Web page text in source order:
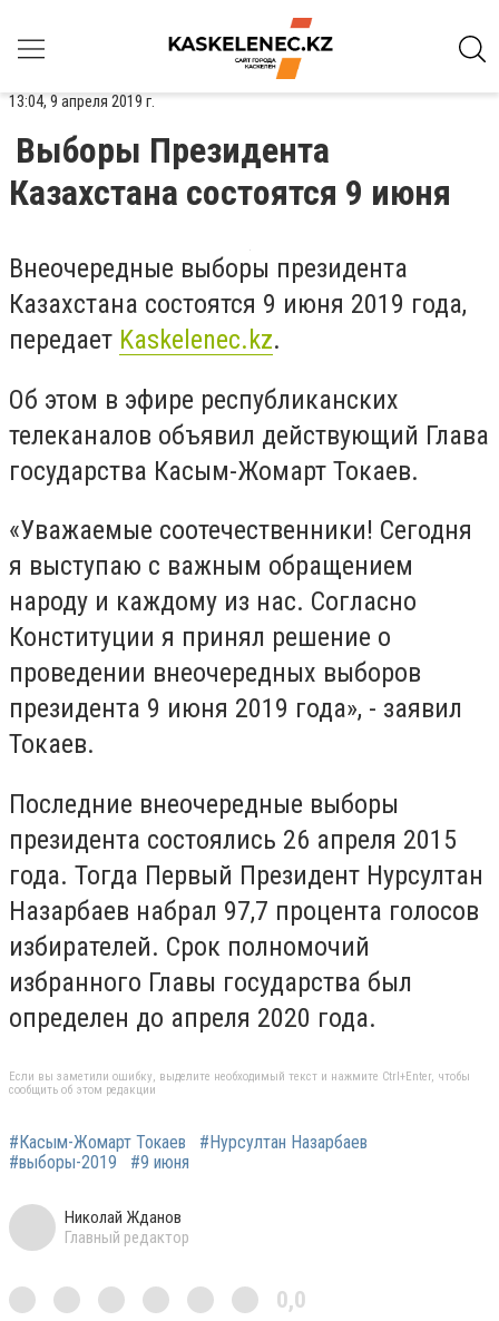
13:04, 9 апреля 2019 г.
Выборы Президента
Казахстана состоятся 9 июня
Внеочередные выборы президента
Казахстана состоятся 9 июня 2019 года,
передает Kaskelenec.kz.
Об этом в эфире республиканских
телеканалов объявил действующий Глава
государства Касым-Жомарт Токаев.
«Уважаемые соотечественники! Сегодня
я выступаю с важным обращением
народу и каждому из нас. Согласно
Конституции я принял решение о
проведении внеочередных выборов
президента 9 июня 2019 года», - заявил
Токаев.
Последние внеочередные выборы
президента состоялись 26 апреля 2015
года. Тогда Первый Президент Нурсултан
Назарбаев набрал 97,7 процента голосов
избирателей. Срок полномочий
избранного Главы государства был
определен до апреля 2020 года.
Если вы заметили ошибку, выделите необходимый текст и нажмите Ctrl+Enter, чтобы
сообщить об этом редакции
#Касым-Жомарт Токаев
#Нурсултан Назарбаев
#выборы-2019
#9 июня
Николай Жданов
Главный редактор
0,0